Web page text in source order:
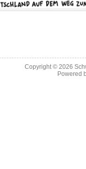
Copyright © 2026
Powered